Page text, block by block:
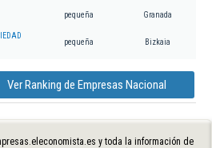
pequeña Granada
pequeña Bizkaia
Ver Ranking de Empresas Nacional
y toda la información de